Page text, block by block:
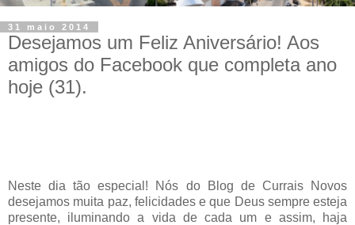
31 maio 2014
Desejamos um Feliz Aniversário! Aos
amigos do Facebook que completa ano
hoje (31).
Neste dia tão especial! Nós do Blog de Currais Novos
desejamos muita paz, felicidades e que Deus sempre esteja
presente, iluminando a vida de cada um e assim, haja